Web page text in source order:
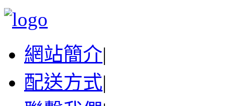
網站簡介|
配送方式|